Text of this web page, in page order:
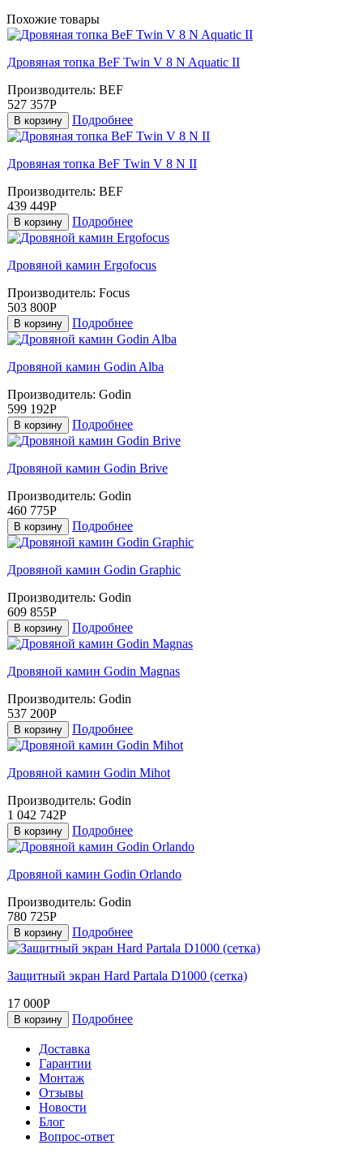
Похожие товары
Дровяная топка BeF Twin V 8 N Aquatic II
Производитель: BEF
527 357Р
В корзину Подробнее
Дровяная топка BeF Twin V 8 N II
Производитель: BEF
439 449Р
В корзину Подробнее
Дровяной камин Ergofocus
Производитель: Focus
503 800Р
В корзину Подробнее
Дровяной камин Godin Alba
Производитель: Godin
599 192Р
В корзину Подробнее
Дровяной камин Godin Brive
Производитель: Godin
460 775Р
В корзину Подробнее
Дровяной камин Godin Graphic
Производитель: Godin
609 855Р
В корзину Подробнее
Дровяной камин Godin Magnas
Производитель: Godin
537 200Р
В корзину Подробнее
Дровяной камин Godin Mihot
Производитель: Godin
1 042 742Р
В корзину Подробнее
Дровяной камин Godin Orlando
Производитель: Godin
780 725Р
В корзину Подробнее
Защитный экран Hard Partala D1000 (сетка)
17 000Р
В корзину Подробнее
Доставка
Гарантии
Монтаж
Отзывы
Новости
Блог
Вопрос-ответ